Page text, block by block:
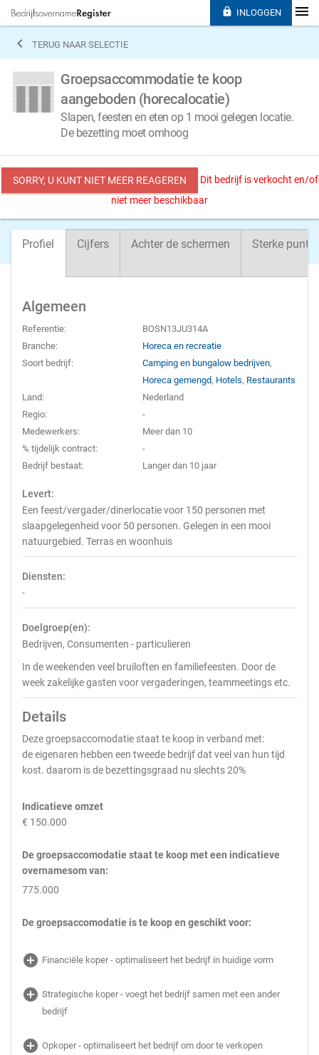
 TERUG NAAR SELECTIE
Groepsaccommodatie te koop
aangeboden (horecalocatie)
Slapen, feesten en eten op 1 mooi gelegen locatie.
De bezetting moet omhoog
SORRY, U KUNT NIET MEER REAGEREN
Dit bedrijf is verkocht en/of
niet meer beschikbaar
Profiel Cijfers Achter de schermen Sterke
Algemeen
Referentie:
BOSN13JU314A
Branche:
Horeca en recreatie
Soort bedrijf:
Camping en bungalow bedrijven,
Horeca gemengd, Hotels, Restaurants
Land:
Nederland
Regio:
-
Medewerkers:
Meer dan 10
% tijdelijk contract:
-
Bedrijf bestaat:
Langer dan 10 jaar
Levert:
Een feest/vergader/dinerlocatie voor 150 personen met
slaapgelegenheid voor 50 personen. Gelegen in een mooi
natuurgebied. Terras en woonhuis
Diensten:
-
Doelgroep(en):
Bedrijven, Consumenten - particulieren
In de weekenden veel bruiloften en familiefeesten. Door de
week zakelijke gasten voor vergaderingen, teammeetings etc.
Details
Deze groepsaccomodatie staat te koop in verband met:
de eigenaren hebben een tweede bedrijf dat veel van hun tijd
kost. daarom is de bezettingsgraad nu slechts 20%
Indicatieve omzet
€ 150.000
De groepsaccomodatie staat te koop met een indicatieve
overnamesom van:
775.000
De groepsaccomodatie is te koop en geschikt voor:
add_circle Financiële koper - optimaliseert het bedrijf in huidige vorm
add_circle Strategische koper - voegt het bedrijf samen met een ander
bedrijf
add_circle Opkoper - optimaliseert het bedrijf om door te verkopen
 INLOGGEN